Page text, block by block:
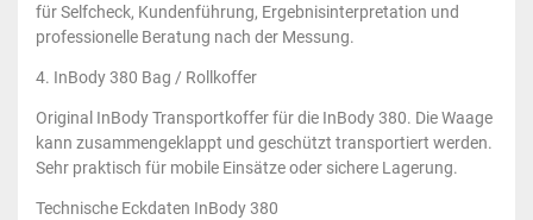
für Selfcheck, Kundenführung, Ergebnisinterpretation und
professionelle Beratung nach der Messung.
4. InBody 380 Bag / Rollkoffer
Original InBody Transportkoffer für die InBody 380. Die Waage
kann zusammengeklappt und geschützt transportiert werden.
Sehr praktisch für mobile Einsätze oder sichere Lagerung.
Technische Eckdaten InBody 380